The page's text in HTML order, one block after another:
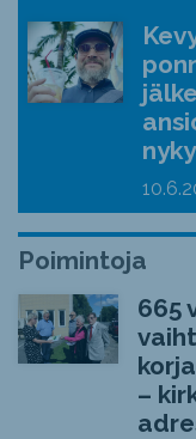
Poimintoja
665
–